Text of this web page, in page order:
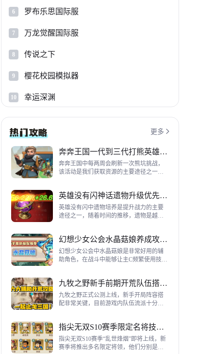
6 罗布乐思国际服
7 万龙觉醒国际服
8 传说之下
9 樱花校园模拟器
10 幸运深渊
更多 
奔奔王国一代到三代打熊英雄推荐
奔奔王国中每两周会刷新一次熊坑挑战，
该活动是我们获取资源的主要途径之一，
到三代打熊英雄选择建议，各位参考一
下。
英雄没有闪神话遗物升级优先级指南
英雄没有闪中遗物培养是提升战力的主要
途径之一，随着时间的推移，遗物是越来
神话遗物升级优先级建议。
幻想少女公会水晶菇娘养成攻略详解
幻想少女公会中水晶菇娘是非常好用的辅
助角色，在战斗中能够让主C频繁使用技
成全方位指南，大家来看看吧。
九牧之野新手前期开荒队伍搭配指南
九牧之野正式公测上线，新手开局阵容搭
配非常关键，目前游戏内队伍流派十分丰
前期开荒阵容搭配详细攻略。
指尖无双S10赛季限定名将技能一览
指尖无双S10赛季“乱世烽烟”即将上线，新
赛季将推出多名限定将领，他们分别是：